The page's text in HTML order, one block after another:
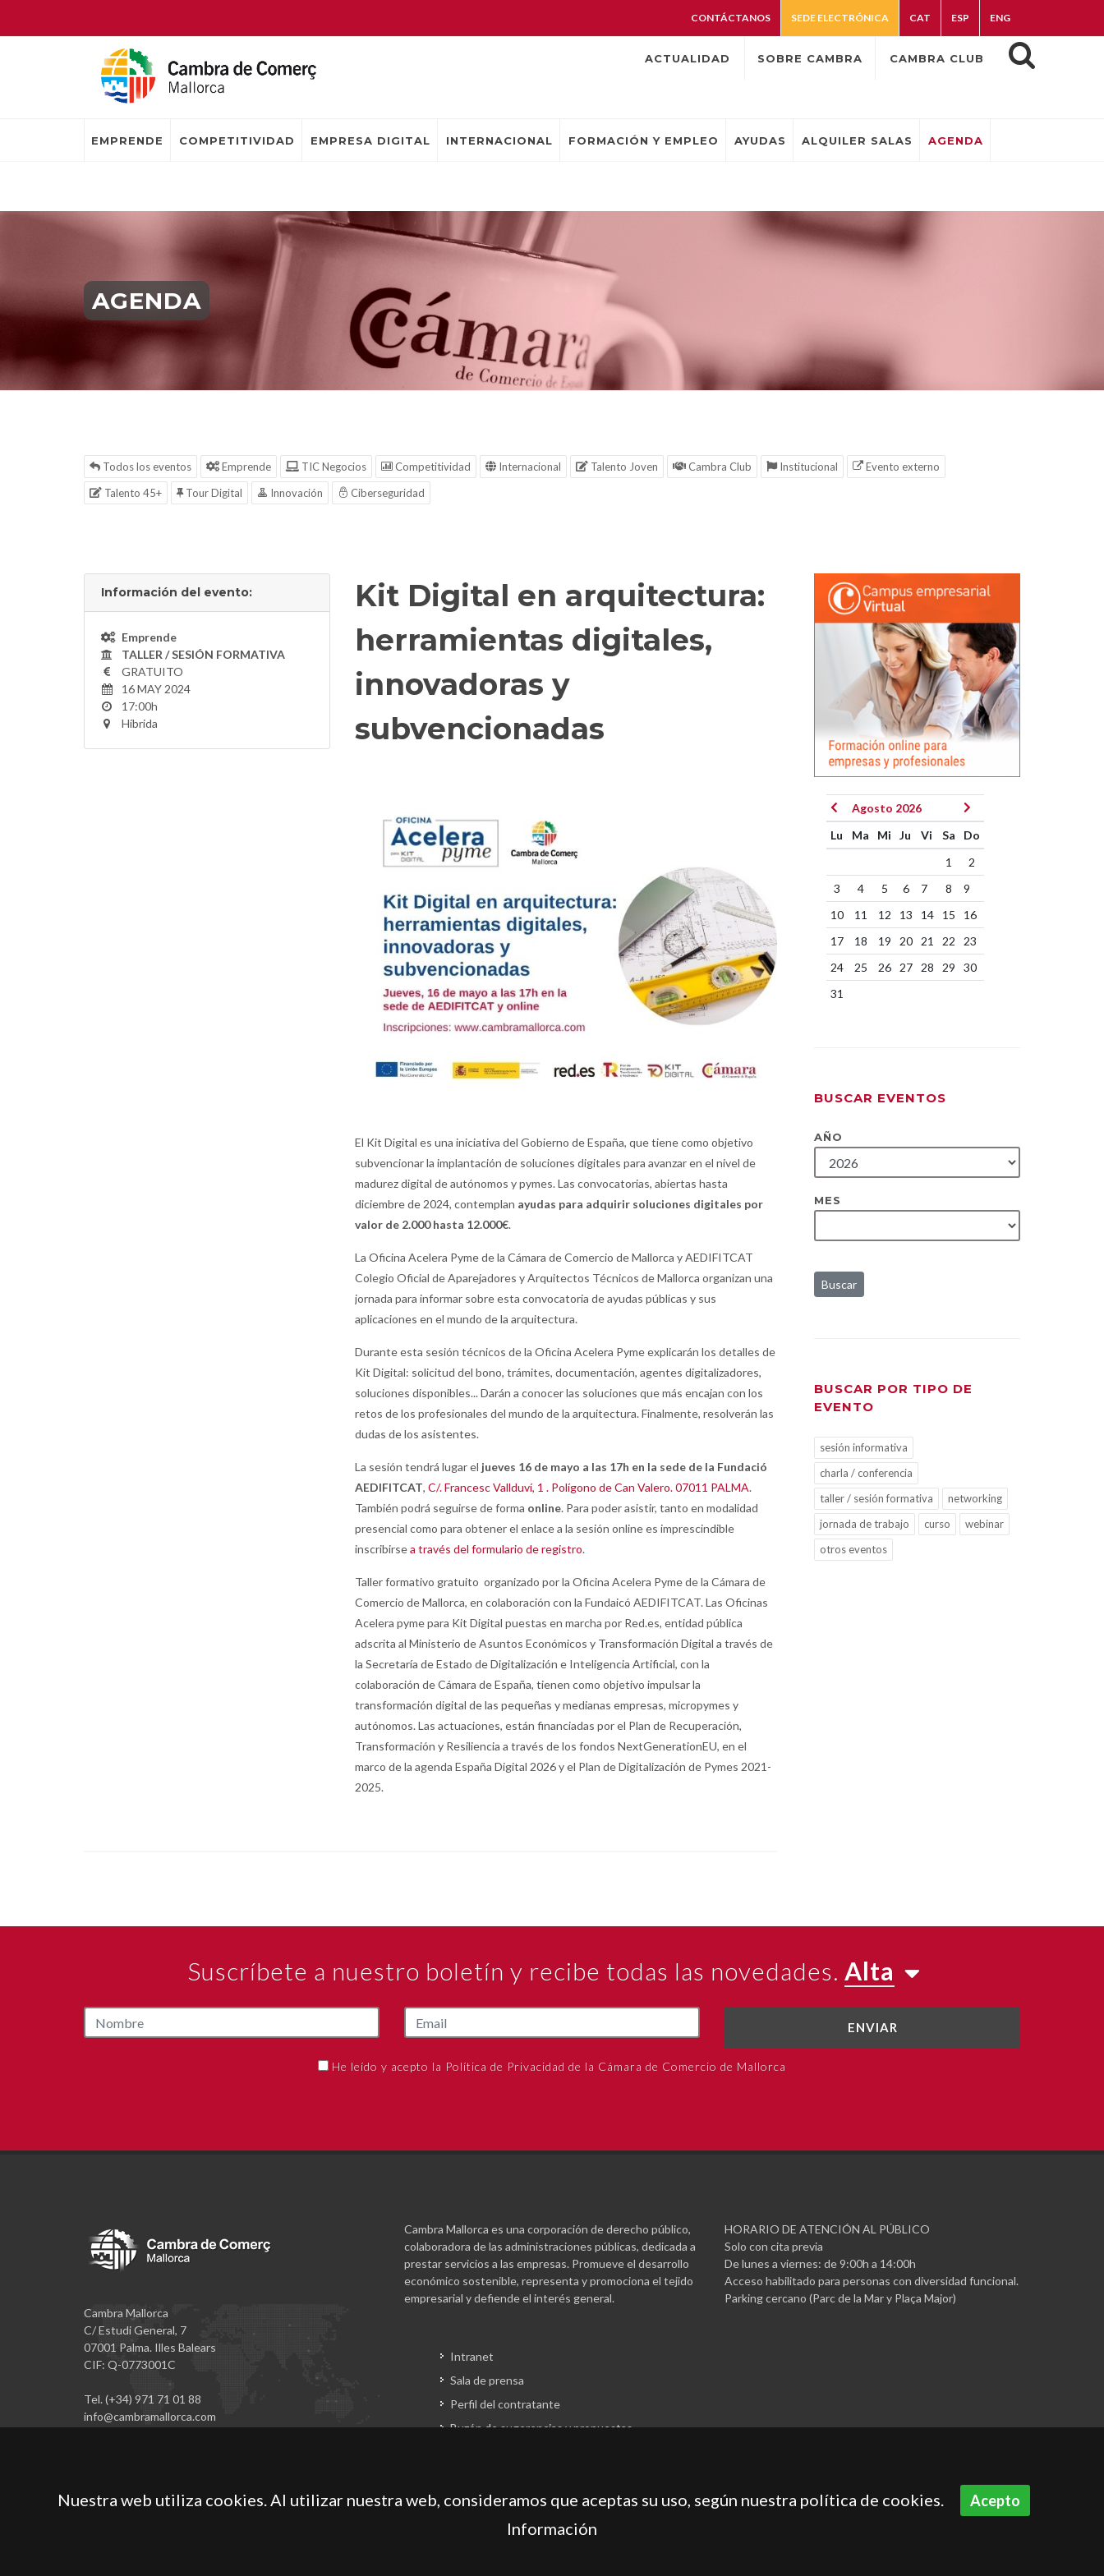
CONTÁCTANOS SEDE ELECTRÓNICA CAT ESP ENG
ACTUALIDAD SOBRE CAMBRA CAMBRA CLUB
EMPRENDE COMPETITIVIDAD EMPRESA DIGITAL INTERNACIONAL FORMACIÓN Y EMPLEO AYUDAS ALQUILER SALAS AGENDA
AGENDA
Todos los eventos Emprende TIC Negocios Competitividad Internacional Talento Joven Cambra Club Institucional
Evento externo
Talento 45+
Tour Digital Innovación Ciberseguridad
Información del evento:
Emprende
TALLER / SESIÓN FORMATIVA
GRATUITO
16 MAY 2024
17:00h
Híbrida
Kit Digital en arquitectura:
herramientas digitales,
innovadoras y
subvencionadas
El Kit Digital es una iniciativa del Gobierno de España, que tiene como objetivo
subvencionar la implantación de soluciones digitales para avanzar en el nivel de
madurez digital de autónomos y pymes. Las convocatorias, abiertas hasta
diciembre de 2024, contemplan ayudas para adquirir soluciones digitales por
valor de 2.000 hasta 12.000€.
La Oficina Acelera Pyme de la Cámara de Comercio de Mallorca y AEDIFITCAT
Colegio Oficial de Aparejadores y Arquitectos Técnicos de Mallorca organizan una
jornada para informar sobre esta convocatoria de ayudas públicas y sus
aplicaciones en el mundo de la arquitectura.
Durante esta sesión técnicos de la Oficina Acelera Pyme explicarán los detalles de
Kit Digital: solicitud del bono, trámites, documentación, agentes digitalizadores,
soluciones disponibles... Darán a conocer las soluciones que más encajan con los
retos de los profesionales del mundo de la arquitectura. Finalmente, resolverán las
dudas de los asistentes.
La sesión tendrá lugar el jueves 16 de mayo a las 17h en la sede de la Fundació
AEDIFITCAT, C/. Francesc Vallduví, 1 . Polígono de Can Valero. 07011 PALMA.
También podrá seguirse de forma online. Para poder asistir, tanto en modalidad
presencial como para obtener el enlace a la sesión online es imprescindible
inscribirsea través del formulario de registro.
Taller formativo gratuito organizado por la Oficina Acelera Pyme de la Cámara de
Comercio de Mallorca, en colaboración con la Fundaicó AEDIFITCAT. Las Oficinas
Acelera pyme para Kit Digital puestas en marcha por Red.es, entidad pública
adscrita al Ministerio de Asuntos Económicos y Transformación Digital a través de
la Secretaría de Estado de Digitalización e Inteligencia Artificial, con la
colaboración de Cámara de España, tienen como objetivo impulsar la
transformación digital de las pequeñas y medianas empresas, micropymes y
autónomos. Las actuaciones, están financiadas por el Plan de Recuperación,
Transformación y Resiliencia a través de los fondos NextGenerationEU, en el
marco de la agenda España Digital 2026 y el Plan de Digitalización de Pymes 2021-
2025.
Agosto 2026
Lu
Ma Mi Ju Vi Sa
Do
1
2
3
4 5 6 7 8
9
10
11 12 13 14 15
16
17
18 19 20 21 22
23
24
25 26 27 28 29
30
31
BUSCAR EVENTOS
AÑO
MES
Buscar
BUSCAR POR TIPO DE
EVENTO
sesión informativa
charla / conferencia
taller / sesión formativa
networking
jornada de trabajo
curso
webinar
otros eventos
Suscríbete a nuestro boletín y recibe todas las novedades. Alta
ENVIAR
He leído y acepto la Política de Privacidad de la Cámara de Comercio de Mallorca
Cambra Mallorca
C/ Estudi General, 7
07001 Palma. Illes Balears
CIF: Q-0773001C
Tel. (+34) 971 71 01 88
info@cambramallorca.com
Cambra Mallorca es una corporación de derecho público,
colaboradora de las administraciones públicas, dedicada a
prestar servicios a las empresas. Promueve el desarrollo
económico sostenible, representa y promociona el tejido
empresarial y defiende el interés general.
Intranet
Sala de prensa
Perfil del contratante
Buzón de sugerencias y propuestas
HORARIO DE ATENCIÓN AL PÚBLICO
Solo con cita previa
De lunes a viernes: de 9:00h a 14:00h
Acceso habilitado para personas con diversidad funcional.
Parking cercano (Parc de la Mar y Plaça Major)
Nuestra web utiliza cookies. Al utilizar nuestra web, consideramos que aceptas su uso, según nuestra política de cookies. Acepto
Información